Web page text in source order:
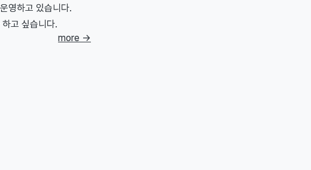
영하고 있습니다.
고 싶습니다.
more →